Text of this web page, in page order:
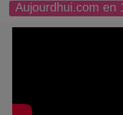
Aujourdhui.com en